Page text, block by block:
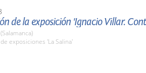
de la exposición 'Ignacio Villar.
exposiciones 'La Salina'